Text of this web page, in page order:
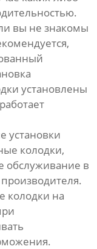
вы не знакомы
установлены
установки
колодки,
обслуживание в
колодки на